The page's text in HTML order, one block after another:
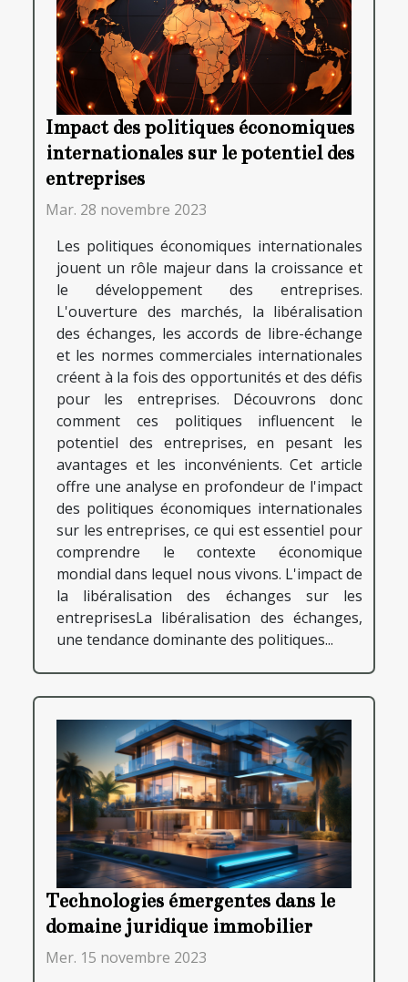
Impact des politiques économiques
internationales sur le potentiel des
entreprises
Mar. 28 novembre 2023
Les politiques économiques internationales
jouent un rôle majeur dans la croissance et
le développement des entreprises.
L'ouverture des marchés, la libéralisation
des échanges, les accords de libre-échange
et les normes commerciales internationales
créent à la fois des opportunités et des défis
pour les entreprises. Découvrons donc
comment ces politiques influencent le
potentiel des entreprises, en pesant les
avantages et les inconvénients. Cet article
offre une analyse en profondeur de l'impact
des politiques économiques internationales
sur les entreprises, ce qui est essentiel pour
comprendre le contexte économique
mondial dans lequel nous vivons. L'impact de
la libéralisation des échanges sur les
entreprisesLa libéralisation des échanges,
une tendance dominante des politiques...
Technologies émergentes dans le
domaine juridique immobilier
Mer. 15 novembre 2023